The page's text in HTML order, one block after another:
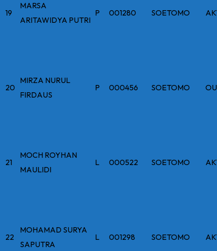
19
MARSA
ARITAWIDYA PUTRI
P 001280 SOETOMO
20
MIRZA NURUL
FIRDAUS
P 000456 SOETOMO
21
MOCH ROYHAN
MAULIDI
L 000522 SOETOMO
22
MOHAMAD SURYA
SAPUTRA
L 001298 SOETOMO